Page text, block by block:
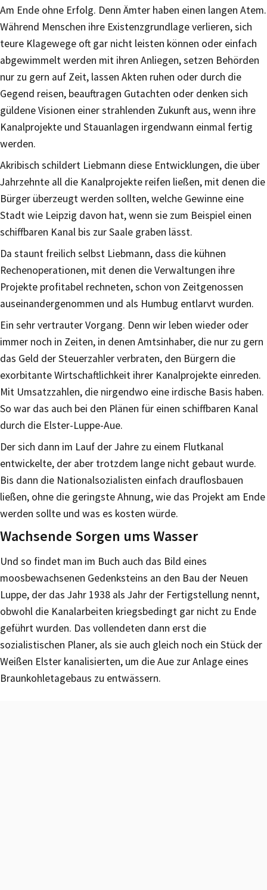
Am Ende ohne Erfolg. Denn Ämter haben einen langen Atem.
Während Menschen ihre Existenzgrundlage verlieren, sich
teure Klagewege oft gar nicht leisten können oder einfach
abgewimmelt werden mit ihren Anliegen, setzen Behörden
nur zu gern auf Zeit, lassen Akten ruhen oder durch die
Gegend reisen, beauftragen Gutachten oder denken sich
güldene Visionen einer strahlenden Zukunft aus, wenn ihre
Kanalprojekte und Stauanlagen irgendwann einmal fertig
werden.
Akribisch schildert Liebmann diese Entwicklungen, die über
Jahrzehnte all die Kanalprojekte reifen ließen, mit denen die
Bürger überzeugt werden sollten, welche Gewinne eine
Stadt wie Leipzig davon hat, wenn sie zum Beispiel einen
schiffbaren Kanal bis zur Saale graben lässt.
Da staunt freilich selbst Liebmann, dass die kühnen
Rechenoperationen, mit denen die Verwaltungen ihre
Projekte profitabel rechneten, schon von Zeitgenossen
auseinandergenommen und als Humbug entlarvt wurden.
Ein sehr vertrauter Vorgang. Denn wir leben wieder oder
immer noch in Zeiten, in denen Amtsinhaber, die nur zu gern
das Geld der Steuerzahler verbraten, den Bürgern die
exorbitante Wirtschaftlichkeit ihrer Kanalprojekte einreden.
Mit Umsatzzahlen, die nirgendwo eine irdische Basis haben.
So war das auch bei den Plänen für einen schiffbaren Kanal
durch die Elster-Luppe-Aue.
Der sich dann im Lauf der Jahre zu einem Flutkanal
entwickelte, der aber trotzdem lange nicht gebaut wurde.
Bis dann die Nationalsozialisten einfach drauflosbauen
ließen, ohne die geringste Ahnung, wie das Projekt am Ende
werden sollte und was es kosten würde.
Wachsende Sorgen ums Wasser
Und so findet man im Buch auch das Bild eines
moosbewachsenen Gedenksteins an den Bau der Neuen
Luppe, der das Jahr 1938 als Jahr der Fertigstellung nennt,
obwohl die Kanalarbeiten kriegsbedingt gar nicht zu Ende
geführt wurden. Das vollendeten dann erst die
sozialistischen Planer, als sie auch gleich noch ein Stück der
Weißen Elster kanalisierten, um die Aue zur Anlage eines
Braunkohletagebaus zu entwässern.